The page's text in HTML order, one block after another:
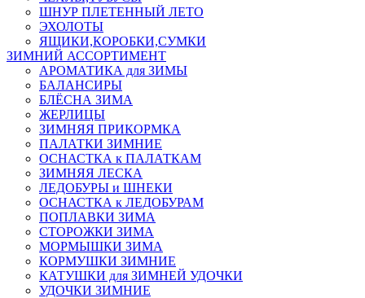
ШНУР ПЛЕТЕННЫЙ ЛЕТО
ЭХОЛОТЫ
ЯЩИКИ,КОРОБКИ,СУМКИ
ЗИМНИЙ АССОРТИМЕНТ
АРОМАТИКА для ЗИМЫ
БАЛАНСИРЫ
БЛЁСНА ЗИМА
ЖЕРЛИЦЫ
ЗИМНЯЯ ПРИКОРМКА
ПАЛАТКИ ЗИМНИЕ
ОСНАСТКА к ПАЛАТКАМ
ЗИМНЯЯ ЛЕСКА
ЛЕДОБУРЫ и ШНЕКИ
ОСНАСТКА к ЛЕДОБУРАМ
ПОПЛАВКИ ЗИМА
СТОРОЖКИ ЗИМА
МОРМЫШКИ ЗИМА
КОРМУШКИ ЗИМНИЕ
КАТУШКИ для ЗИМНЕЙ УДОЧКИ
УДОЧКИ ЗИМНИЕ